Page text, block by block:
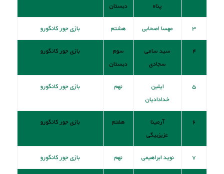
پناه
دبستان
۳ مهسا اصحابی هشتم بازی جور کانگورو
۴
سید سامی
سجادی
سوم
دبستان
بازی جور کانگورو
۵
ایلین
خدادادیان
نهم بازی جور کانگورو
۶
آرمینا
عزیزبیگی
هفتم بازی جور کانگورو
۷ نوید ابراهیمی نهم بازی جور کانگورو